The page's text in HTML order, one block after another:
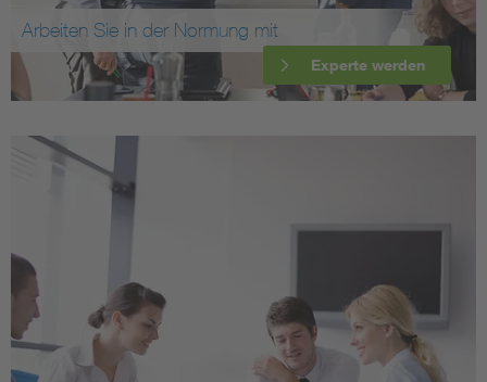
Arbeiten Sie in der Normung mit
Experte werden